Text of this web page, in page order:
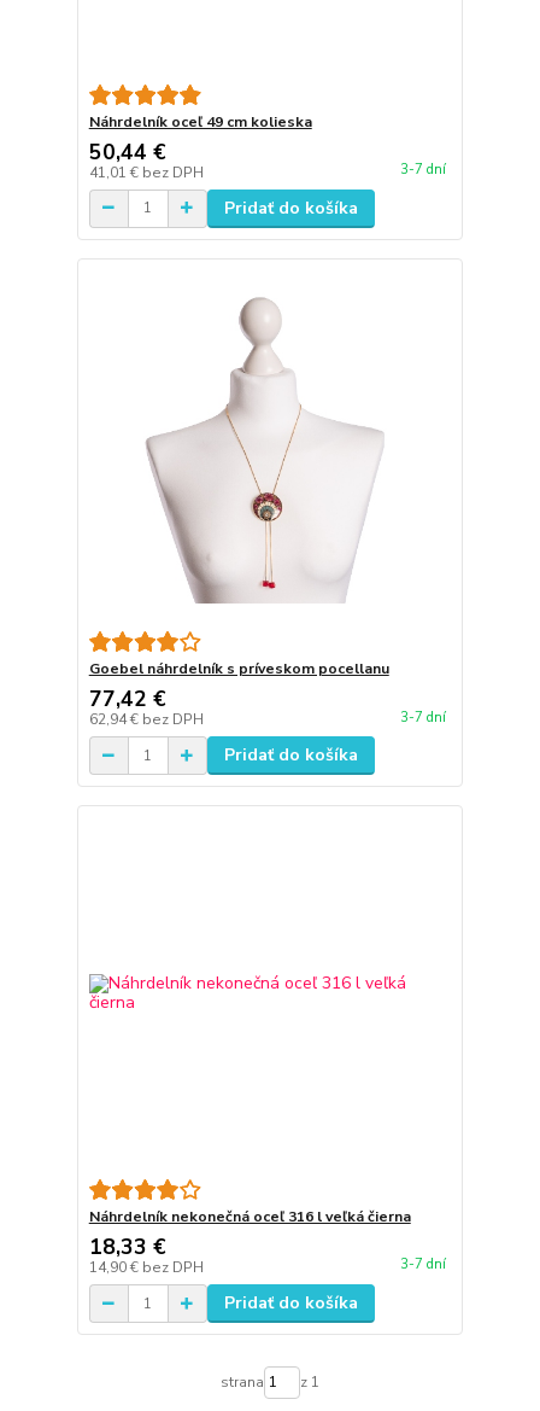
Náhrdelník oceľ 49 cm kolieska
50,44 €
41,01 € bez DPH 3-7 dní
Pridať do košíka
Goebel náhrdelník s príveskom pocellanu
77,42 €
62,94 € bez DPH 3-7 dní
Pridať do košíka
Náhrdelník nekonečná oceľ 316 l veľká čierna
18,33 €
14,90 € bez DPH 3-7 dní
Pridať do košíka
strana z 1